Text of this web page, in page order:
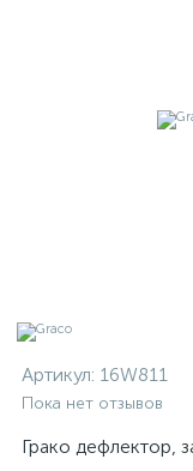
Артикул: 16W811
Пока нет отзывов
Грако дефлектор,